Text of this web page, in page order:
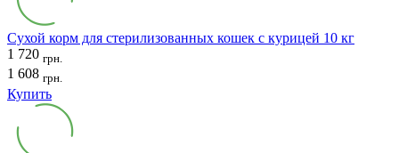
Сухой корм для стерилизованных кошек с курицей 10 кг
1 720 грн.
1 608 грн.
Купить